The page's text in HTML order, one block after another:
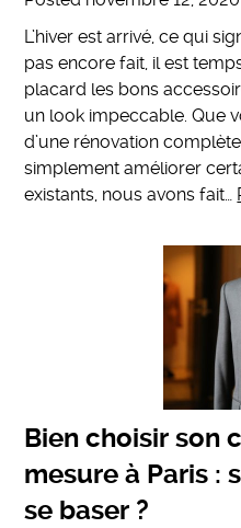
L’hiver est arrivé, ce qui
pas encore fait, il est
placard les bons
un look impeccable. Que
d’une rénovation
simplement améliorer
existants, nous avons fait…
Bien choisir son
mesure à Paris :
se baser ?